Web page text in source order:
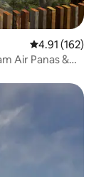
Penarafan
4.91 (162)
Air Panas &